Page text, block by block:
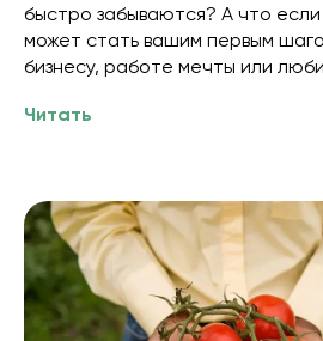
быстро забываются? А что
может стать вашим первым
бизнесу, работе мечты или
Читать